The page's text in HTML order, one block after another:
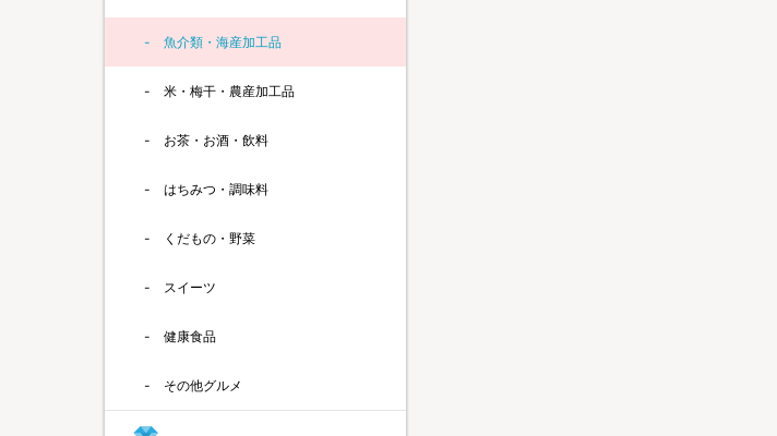
魚介類・海産加工品
米・梅干・農産加工品
お茶・お酒・飲料
はちみつ・調味料
くだもの・野菜
スイーツ
健康食品
その他グルメ